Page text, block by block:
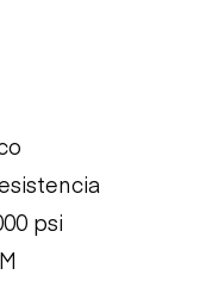
psi